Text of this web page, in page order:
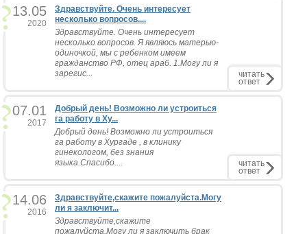
13.05
2020
Здравствуйте. Очень интересует
несколько вопросов....
Здравствуйте. Очень интересует
несколько вопросов. Я являюсь матерью-
одиночкой, мы с ребенком имеем
гражданство РФ, отец араб. 1.Могу ли я
зарегис...
читать
ответ
07.01
2017
Добрый день! Возможно ли устроиться
га работу в Ху...
Добрый день! Возможно ли устроиться
га работу в Хургаде , в клинику
гинекологом, без знания
языка.Спасибо....
читать
ответ
14.06
2016
Здравствуйте,скажите пожалуйста.Могу
ли я заключит...
Здравствуйте,скажите
пожалуйста.Могу ли я заключить брак